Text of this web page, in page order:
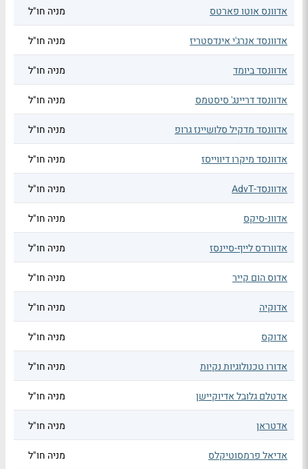
אדוונס אוטו פארטס מניה חו"ל
אדוונסד אנרג'י אינדסטריז מניה חו"ל
אדוונסד ביומד מניה חו"ל
אדוונסד דריינג' סיסטמס מניה חו"ל
אדוונסד מדקיל סלושיינז גרופ מניה חו"ל
אדוונסד מיקרו דיווייסז מניה חו"ל
אדוונסד-AdvT מניה חו"ל
אדוונ-סיקס מניה חו"ל
אדוורדס לייף-סיינסז מניה חו"ל
אדוס הום קייר מניה חו"ל
אדוקיה מניה חו"ל
אדוקס מניה חו"ל
אדורו טכנולוגיות נקיות מניה חו"ל
אדטלם גלובל אדיוקיישן מניה חו"ל
אדטראן מניה חו"ל
אדיאל פרמסוטיקלס מניה חו"ל